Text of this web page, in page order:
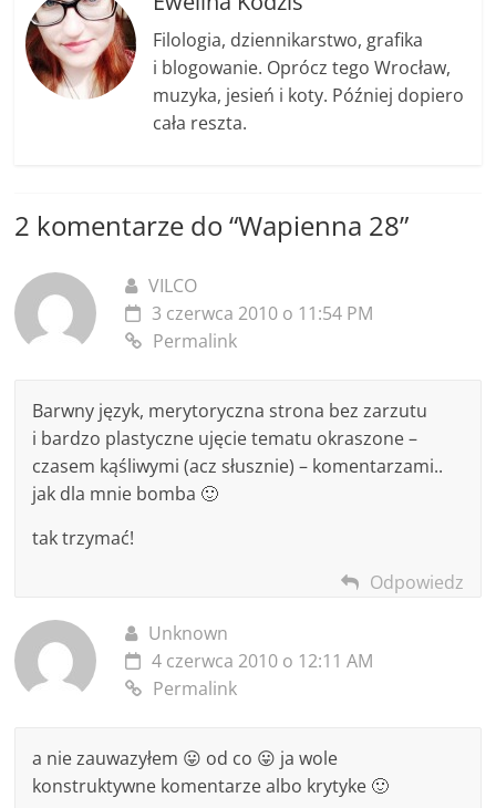
o
k
er k
Filologia, dziennikarstwo, grafika
i blogowanie. Oprócz tego Wrocław,
muzyka, jesień i koty. Później dopiero
cała reszta.
2 komentarze do “Wapienna 28”
VILCO
3 czerwca 2010 o 11:54 PM
Permalink
Barwny język, merytoryczna strona bez zarzutu
i bardzo plastyczne ujęcie tematu okraszone –
czasem kąśliwymi (acz słusznie) – komentarzami..
jak dla mnie bomba 🙂
tak trzymać!
Odpowiedz
Unknown
4 czerwca 2010 o 12:11 AM
Permalink
a nie zauwazyłem 😛 od co 😛 ja wole
konstruktywne komentarze albo krytyke 🙂